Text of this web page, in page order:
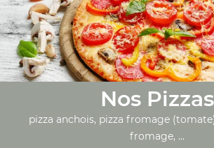
Nos Pizzas
pizza anchois, pizza fromage
fromage, ...